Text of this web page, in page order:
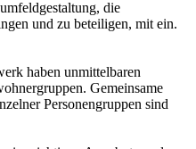
die
und zu beteiligen, mit ein.
haben unmittelbaren
Gemeinsame
Personengruppen sind